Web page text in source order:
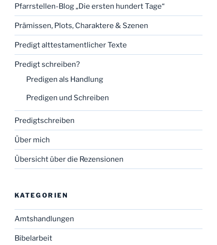
Pfarrstellen-Blog „Die ersten hundert Tage“
Prämissen, Plots, Charaktere & Szenen
Predigt alttestamentlicher Texte
Predigt schreiben?
Predigen als Handlung
Predigen und Schreiben
Predigtschreiben
Über mich
Übersicht über die Rezensionen
KATEGORIEN
Amtshandlungen
Bibelarbeit